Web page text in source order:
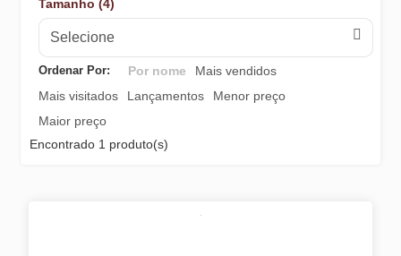
Tamanho (4)
Selecione
Ordenar Por: Por nome
Mais vendidos
Mais visitados
Lançamentos
Menor preço
Maior preço
Encontrado 1 produto(s)